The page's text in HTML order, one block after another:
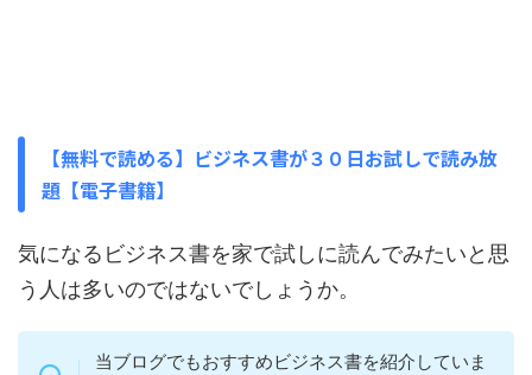
【無料で読める】ビジネス書が３０日お試しで読み放
題【電子書籍】
気になるビジネス書を家で試しに読んでみたいと思
う人は多いのではないでしょうか。
当ブログでもおすすめビジネス書を紹介していま